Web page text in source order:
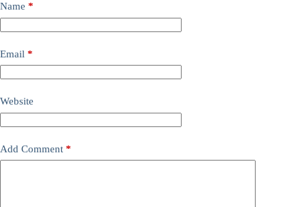
Name *
Email *
Website
Add Comment *